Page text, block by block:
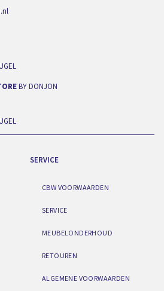
BY DONJON
SERVICE
CBW VOORWAARDEN
SERVICE
MEUBELONDERHOUD
RETOUREN
ALGEMENE VOORWAARDEN